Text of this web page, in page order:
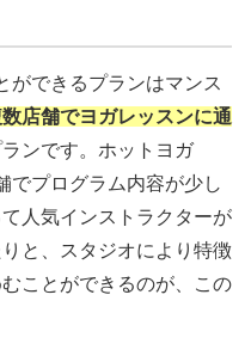
ができるプランはマンス
数店舗でヨガレッスンに通
ンです。ホットヨガ
でプログラム内容が少し
人気インストラクターが
と、スタジオにより特徴
ことができるのが、この